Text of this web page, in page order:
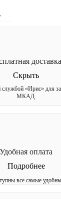
доставка
Скрыть
службой «Ирис» для
МКАД.
Удобная оплата
Подробнее
все самые